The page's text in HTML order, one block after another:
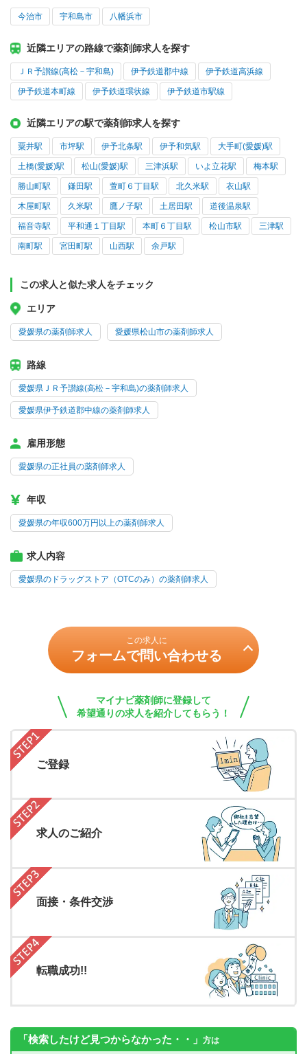
今治市 宇和島市 八幡浜市
近隣エリアの路線で薬剤師求人を探す
ＪＲ予讃線(高松－宇和島) 伊予鉄道郡中線 伊予鉄道高浜線
伊予鉄道本町線 伊予鉄道環状線 伊予鉄道市駅線
近隣エリアの駅で薬剤師求人を探す
粟井駅 市坪駅 伊予北条駅 伊予和気駅 大手町(愛媛)駅
土橋(愛媛)駅 松山(愛媛)駅 三津浜駅 いよ立花駅 梅本駅
勝山町駅 鎌田駅 萱町６丁目駅 北久米駅 衣山駅
木屋町駅 久米駅 鷹ノ子駅 土居田駅 道後温泉駅
福音寺駅 平和通１丁目駅 本町６丁目駅 松山市駅 三津駅
南町駅 宮田町駅 山西駅 余戸駅
この求人と似た求人をチェック
エリア
愛媛県の薬剤師求人 愛媛県松山市の薬剤師求人
路線
愛媛県ＪＲ予讃線(高松－宇和島)の薬剤師求人
愛媛県伊予鉄道郡中線の薬剤師求人
雇用形態
愛媛県の正社員の薬剤師求人
年収
愛媛県の年収600万円以上の薬剤師求人
求人内容
愛媛県のドラッグストア（OTCのみ）の薬剤師求人
この求人に
フォームで問い合わせる
マイナビ薬剤師に登録して
希望通りの求人を紹介してもらう！
ご登録
求人のご紹介
面接・条件交渉
転職成功!!
「検索したけど見つからなかった・・」 方は